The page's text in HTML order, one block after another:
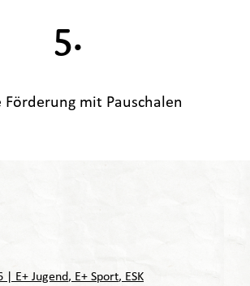
5.
Förderung mit Pauschalen
| E+ Jugend E+ Sport ESK